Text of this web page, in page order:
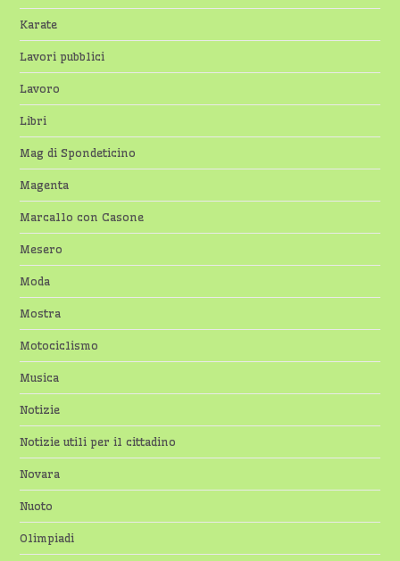
Karate
Lavori pubblici
Lavoro
Libri
Mag di Spondeticino
Magenta
Marcallo con Casone
Mesero
Moda
Mostra
Motociclismo
Musica
Notizie
Notizie utili per il cittadino
Novara
Nuoto
Olimpiadi